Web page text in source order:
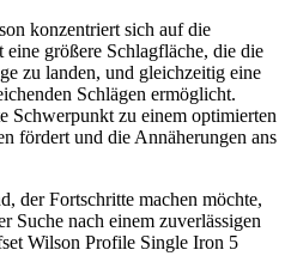
konzentriert sich auf die
größere Schlagfläche, die die
zu landen, und gleichzeitig eine
Schlägen ermöglicht.
Schwerpunkt zu einem optimierten
fördert und die Annäherungen ans
der Fortschritte machen möchte,
Suche nach einem zuverlässigen
Wilson Profile Single Iron 5